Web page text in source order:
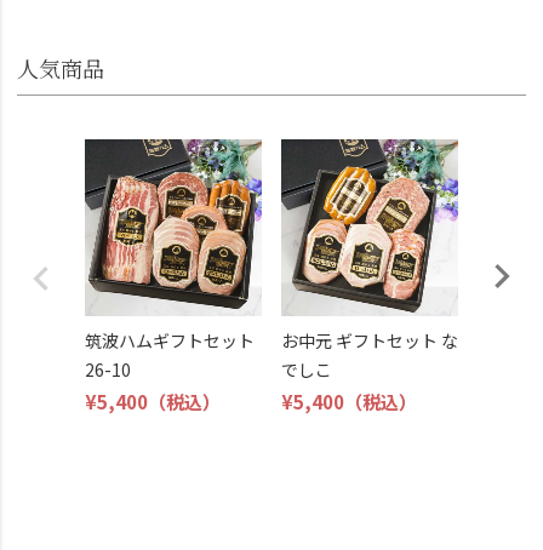
人気商品
筑波ハムギフトセット
26-10
¥5,400 （税込）
お中元 ギフトセット な
でしこ
¥5,400 （税込）